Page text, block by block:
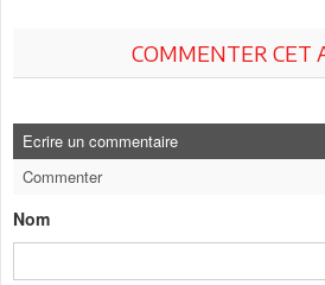
COMMENTER CET
Ecrire un commentaire
Commenter
Nom